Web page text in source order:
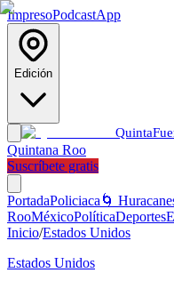
ImpresoPodcastApp
Edición
Quinta
Quintana Roo
Suscríbete gratis
PortadaPoliciaca 🌀
RooMéxicoPolíticaDeportes
Inicio/Estados Unidos
Estados Unidos